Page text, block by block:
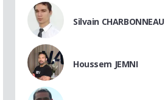
Silvain CHARBONNEAU
Houssem JEMNI